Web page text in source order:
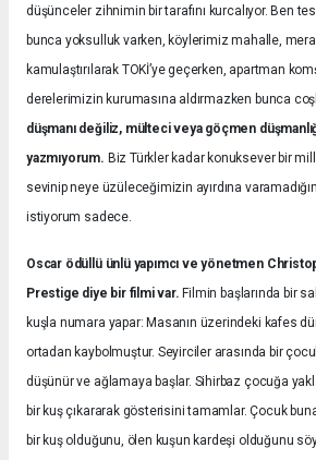
düşünceler zihnimin bir tarafını kurcalıyor. Ben
bunca yoksulluk varken, köylerimiz mahalle,
kamulaştırılarak TOKİ’ye geçerken, apartman
derelerimizin kurumasına aldırmazken bunca
düşmanı değiliz, mülteci veya göçmen
yazmıyorum. Biz Türkler kadar konuksever bir
sevinip neye üzüleceğimizin ayırdına
istiyorum sadece.
Oscar ödüllü ünlü yapımcı ve yönetmen
Prestige diye bir filmi var. Filmin başlarında bir
kuşla numara yapar: Masanın üzerindeki kafes
ortadan kaybolmuştur. Seyirciler arasında bir
düşünür ve ağlamaya başlar. Sihirbaz çocuğa
bir kuş çıkararak gösterisini tamamlar. Çocuk
bir kuş olduğunu, ölen kuşun kardeşi olduğunu